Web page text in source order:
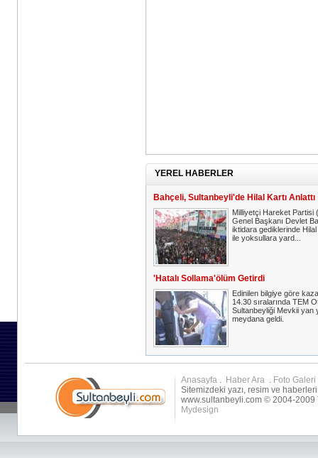
YEREL HABERLER
Bahçeli, Sultanbeyli'de Hilal Kartı Anlattı
Milliyetçi Hareket Partisi
Genel Başkanı Devlet
iktidara gediklerinde
ile yoksullara yard...
'Hatalı Sollama'ölüm Getirdi
Edinilen bilgiye göre
14.30 sıralarında TEM
Sultanbeyliği Mevkii yan
meydana geldi.
Anasayfa . Haber Ara . Foto Galeri
Sitemizdeki yazı, resim ve
www.sultanbeyli.com © 2004-2009
Mydesign
msn